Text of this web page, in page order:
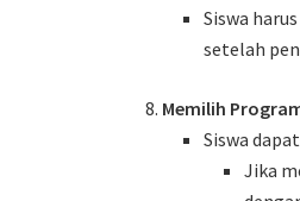
Siswa
setelah
Memilih
Siswa
Jika